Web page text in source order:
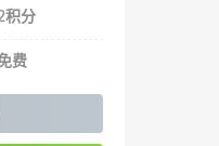
积分
费